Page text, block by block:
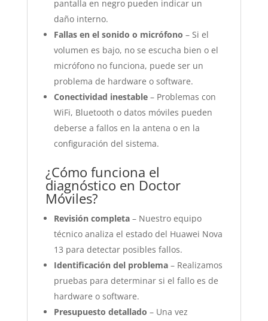
pantalla en negro pueden indicar un
daño interno.
Fallas en el sonido o micrófono – Si el
volumen es bajo, no se escucha bien o el
micrófono no funciona, puede ser un
problema de hardware o software.
Conectividad inestable– Problemas con
WiFi, Bluetooth o datos móviles pueden
deberse a fallos en la antena o en la
configuración del sistema.
¿Cómo funciona el
diagnóstico en Doctor
Móviles?
Revisión completa– Nuestro equipo
técnico analiza el estado del Huawei Nova
13 para detectar posibles fallos.
Identificación del problema– Realizamos
pruebas para determinar si el fallo es de
hardware o software.
Presupuesto detallado – Una vez